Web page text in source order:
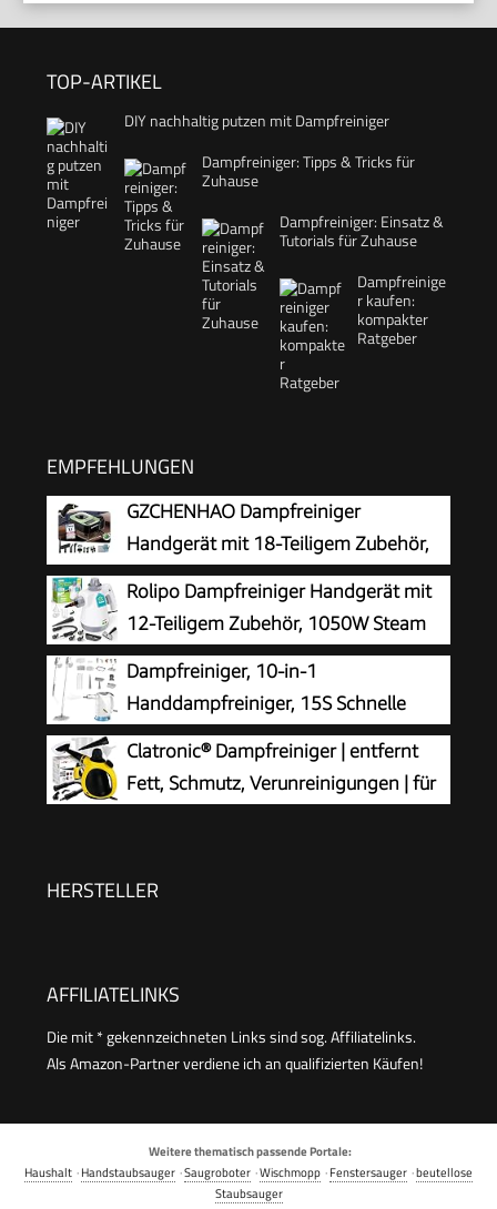
TOP-ARTIKEL
DIY nachhaltig putzen mit Dampfreiniger
Dampfreiniger: Tipps & Tricks für
Zuhause
Dampfreiniger: Einsatz &
Tutorials für Zuhause
Dampfreinige
r kaufen:
kompakter
Ratgeber
EMPFEHLUNGEN
GZCHENHAO Dampfreiniger
Handgerät mit 18-Teiligem Zubehör,
2500W & 9s Turbo-Dampf mit 5 BAR
Druck – 99,99% Reinigung & 100%
Natürlich,Steam Cleaner für Boden, Küche, Bad,
Fenster, Polster & Auto
Rolipo Dampfreiniger Handgerät mit
12-Teiligem Zubehör, 1050W Steam
Cleaner für Haushalt, Küche, Bad,
Fenster, Polster & Auto–100% Chemiefrei,
Hochdruck-Dampf gegen Schmutz Fett &
Bakterien
Dampfreiniger, 10-in-1
Handdampfreiniger, 15S Schnelle
Aufheizung Dampfwischer, 450 ml
Druck-Mehrzweckdampfreiniger, 1500 W,
chemikalienfreier für den Heimgebrauch,
Clatronic® Dampfreiniger | entfernt
Fett, Schmutz, Verunreinigungen | für
mit 5 m Kabel & Zubehör | DR 3653
HERSTELLER
AFFILIATELINKS
Die mit * gekennzeichneten Links sind sog. Affiliatelinks.
Als Amazon-Partner verdiene ich an qualifizierten Käufen!
Weitere thematisch passende Portale:
Haushalt ·Handstaubsauger ·Saugroboter ·Wischmopp ·Fenstersauger ·beutellose
Staubsauger